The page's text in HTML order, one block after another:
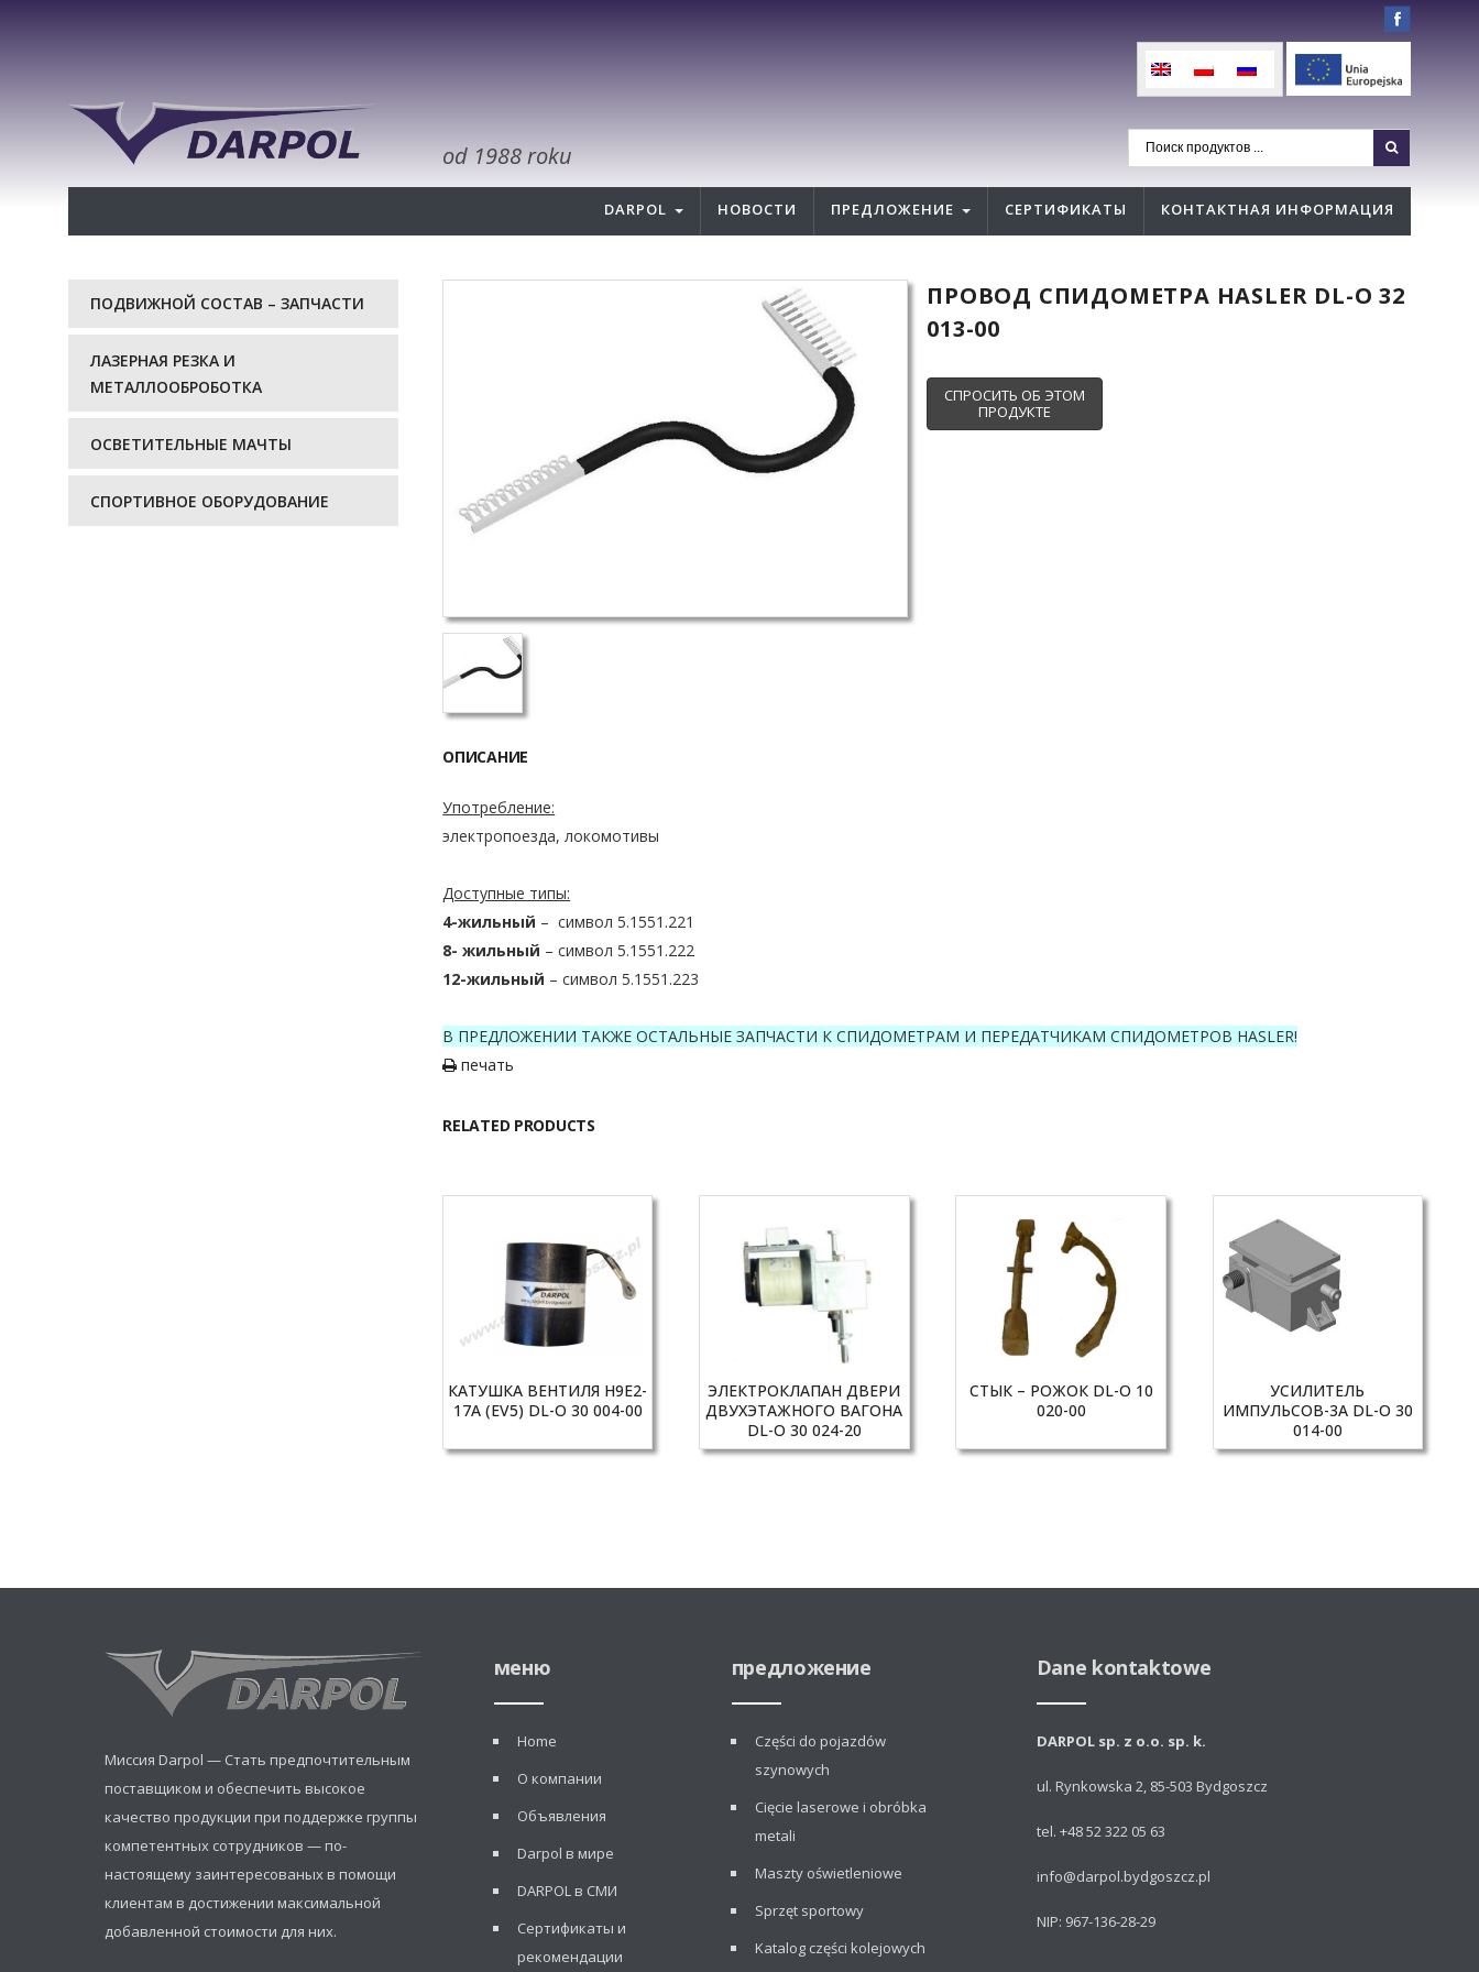
od 1988 roku
DARPOL НОВОСТИ ПРЕДЛОЖЕНИЕ СЕРТИФИКАТЫ КОНТАКТНАЯ ИНФОРМАЦИЯ
ПРОВОД СПИДОМЕТРА HASLER DL-O 32
013-00
ОПИСАНИЕ
Употребление:
электропоезда, локомотивы
Доступные типы:
4-жильный – символ 5.1551.221
8- жильный – символ 5.1551.222
12-жильный – символ 5.1551.223
В ПРЕДЛОЖЕНИИ ТАКЖЕ ОСТАЛЬНЫЕ ЗАПЧАСТИ К СПИДОМЕТРАМ И ПЕРЕДАТЧИКАМ СПИДОМЕТРОВ HASLER!
печать
RELATED PRODUCTS
КАТУШКА ВЕНТИЛЯ H9E2-
17A (EV5) DL-O 30 004-00
ЭЛЕКТРОКЛАПАН ДВЕРИ
ДВУХЭТАЖНОГО ВАГОНА
DL-O 30 024-20
СТЫК – РОЖОК DL-O 10
020-00
УСИЛИТЕЛЬ
ИМПУЛЬСОВ-3А DL-O 30
014-00
ПОДВИЖНОЙ СОСТАВ – ЗАПЧАСТИ
ЛАЗЕРНАЯ РЕЗКА И
МЕТАЛЛООБРОБОТКА
ОСВЕТИТЕЛЬНЫЕ МАЧТЫ
СПОРТИВНОЕ ОБОРУДОВАНИЕ
Миссия Darpol — Стать предпочтительным
поставщиком и обеспечить высокое
качество продукции при поддержке группы
компетентных сотрудников — по-
настоящему заинтересованых в помощи
клиентам в достижении максимальной
добавленной стоимости для них.
меню
Home
О компании
Объявления
Darpol в мире
DARPOL в СМИ
Сертификаты и
рекомендации
предложение
Części do pojazdów
szynowych
Cięcie laserowe i obróbka
metali
Maszty oświetleniowe
Sprzęt sportowy
Katalog części kolejowych
Dane kontaktowe
DARPOL sp. z o.o. sp. k.
ul. Rynkowska 2, 85-503 Bydgoszcz
tel. +48 52 322 05 63
info@darpol.bydgoszcz.pl
NIP: 967-136-28-29